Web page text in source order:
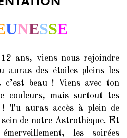
UNESSE
ans, viens nous rejoindre
auras des étoiles pleins les
c’est beau ! Viens avec ton
couleurs, mais surtout tes
! Tu auras accès à plein de
de notre Astrothèque. Et
les soirées